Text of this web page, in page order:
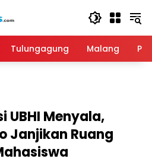
Tulungagung Malang
UBHI Menyala,
Janjikan Ruang